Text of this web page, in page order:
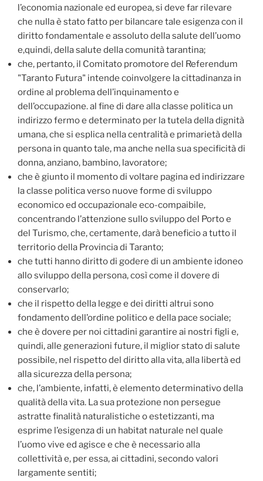
l’economia nazionale ed europea, si deve far rilevare
che nulla è stato fatto per bilancare tale esigenza con il
diritto fondamentale e assoluto della salute dell’uomo
e,quindi, della salute della comunità tarantina;
che, pertanto, il Comitato promotore del Referendum
"Taranto Futura" intende coinvolgere la cittadinanza in
ordine al problema dell’inquinamento e
dell’occupazione. al fine di dare alla classe politica un
indirizzo fermo e determinato per la tutela della dignità
umana, che si esplica nella centralità e primarietà della
persona in quanto tale, ma anche nella sua specificità di
donna, anziano, bambino, lavoratore;
che è giunto il momento di voltare pagina ed indirizzare
la classe politica verso nuove forme di sviluppo
economico ed occupazionale eco-compaibile,
concentrando l’attenzione sullo sviluppo del Porto e
del Turismo, che, certamente, darà beneficio a tutto il
territorio della Provincia di Taranto;
che tutti hanno diritto di godere di un ambiente idoneo
allo sviluppo della persona, così come il dovere di
conservarlo;
che il rispetto della legge e dei diritti altrui sono
fondamento dell’ordine politico e della pace sociale;
che è dovere per noi cittadini garantire ai nostri figli e,
quindi, alle generazioni future, il miglior stato di salute
possibile, nel rispetto del diritto alla vita, alla libertà ed
alla sicurezza della persona;
che, l’ambiente, infatti, è elemento determinativo della
qualità della vita. La sua protezione non persegue
astratte finalità naturalistiche o estetizzanti, ma
esprime l’esigenza di un habitat naturale nel quale
l’uomo vive ed agisce e che è necessario alla
collettività e, per essa, ai cittadini, secondo valori
largamente sentiti;